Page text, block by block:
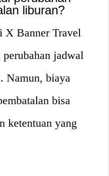
liburan?
X Banner Travel
jadwal
Namun, biaya
bisa
ketentuan yang